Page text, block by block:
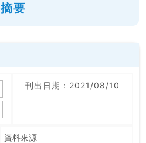
摘要
刊出日期：2021/08/10
資料來源